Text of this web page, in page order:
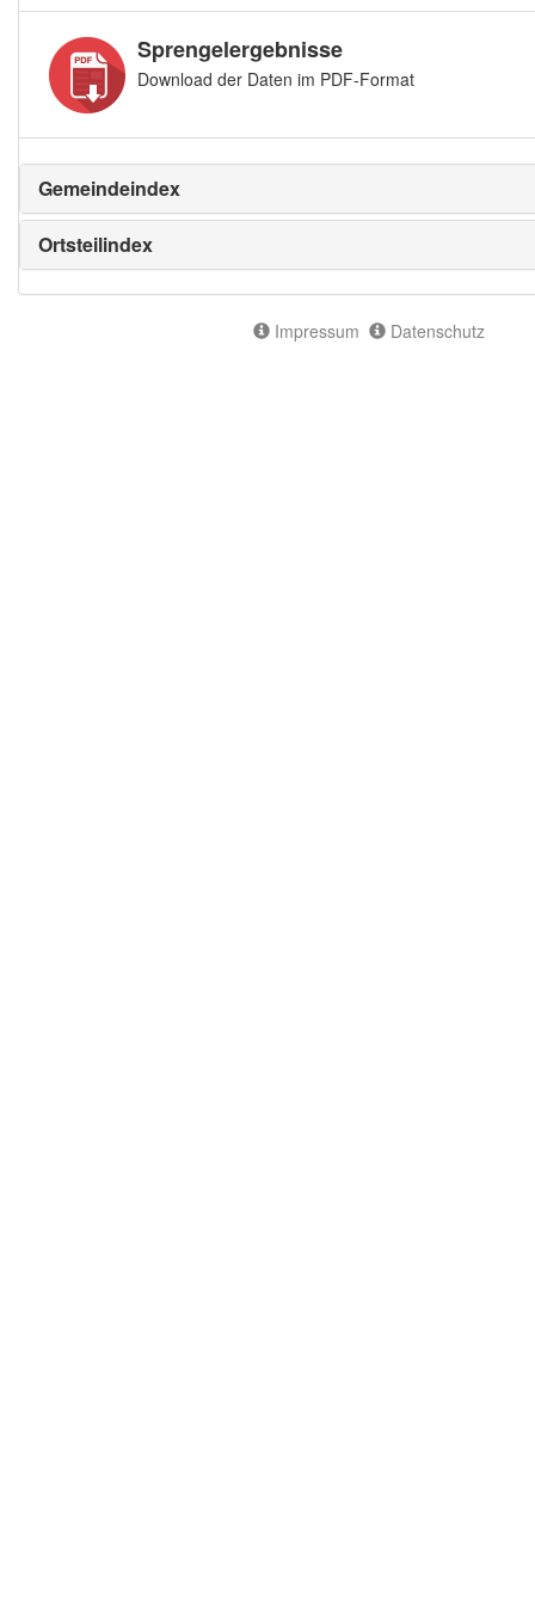
Sprengelergebnisse
Download der Daten im PDF-Format
Gemeindeindex
Ortsteilindex
Impressum Datenschutz